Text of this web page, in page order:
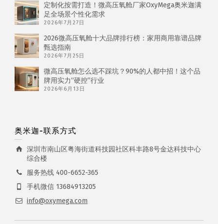
定制化按需打造！微高压氧舱厂家OxyMega奥米迦满
足全场景个性化需求
2026年7月27日
2026微高压氧舱十大品牌排行榜：家用商用靠谱品牌
甄选指南
2026年7月25日
微高压氧舱怎么选不踩坑？90%的人都中招！这个品
牌用实力“硬控”行业
2026年6月13日
奥米迦-联系方式
深圳市南山区粤海街道科技园社区科丰路8号金达科技中心
综合楼
服务热线 400-6652-365
手机微信 13684913205
info@oxymega.com